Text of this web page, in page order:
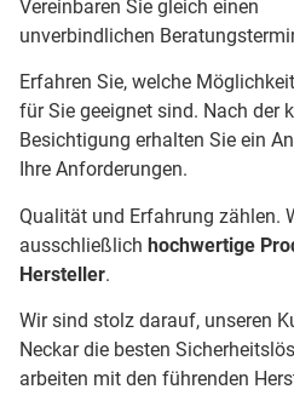
Vereinbaren Sie gleich einen
unverbindlichen
Erfahren Sie, welche
für Sie geeignet sind. Nach der
Besichtigung erhalten Sie ein
Ihre Anforderungen.
Qualität und Erfahrung zählen.
ausschließlich hochwertige
Hersteller.
Wir sind stolz darauf, unseren
Neckar die besten
arbeiten mit den führenden